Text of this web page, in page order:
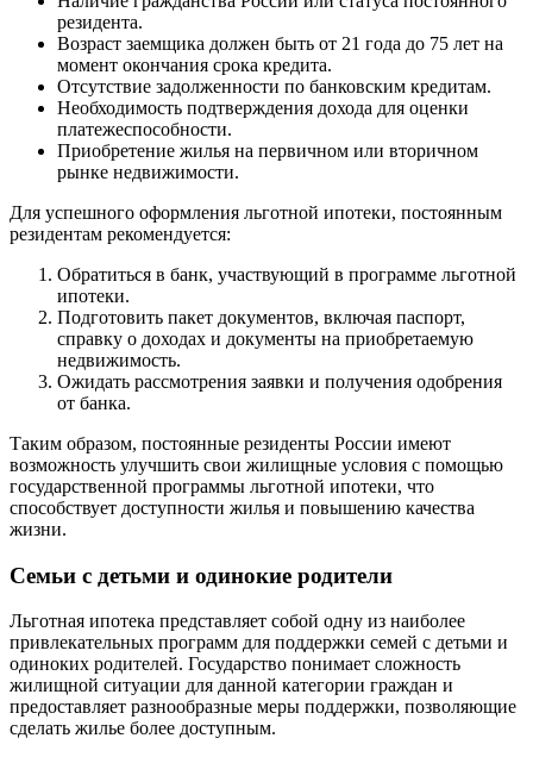
резидента.
Возраст заемщика должен быть от 21 года до 75 лет на
момент окончания срока кредита.
Отсутствие задолженности по банковским кредитам.
Необходимость подтверждения дохода для оценки
платежеспособности.
Приобретение жилья на первичном или вторичном
рынке недвижимости.
Для успешного оформления льготной ипотеки, постоянным
резидентам рекомендуется:
Обратиться в банк, участвующий в программе льготной
ипотеки.
Подготовить пакет документов, включая паспорт,
справку о доходах и документы на приобретаемую
недвижимость.
Ожидать рассмотрения заявки и получения одобрения
от банка.
Таким образом, постоянные резиденты России имеют
возможность улучшить свои жилищные условия с помощью
государственной программы льготной ипотеки, что
способствует доступности жилья и повышению качества
жизни.
Семьи с детьми и одинокие родители
Льготная ипотека представляет собой одну из наиболее
привлекательных программ для поддержки семей с детьми и
одиноких родителей. Государство понимает сложность
жилищной ситуации для данной категории граждан и
предоставляет разнообразные меры поддержки, позволяющие
сделать жилье более доступным.